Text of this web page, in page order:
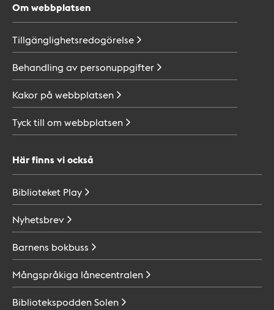
Om webbplatsen
Tillgänglighetsredogörelse
Behandling av personuppgifter
Kakor på webbplatsen
Tyck till om webbplatsen
Här finns vi också
Biblioteket Play
Nyhetsbrev
Barnens bokbuss
Mångspråkiga lånecentralen
BibliotekspoddenSolen